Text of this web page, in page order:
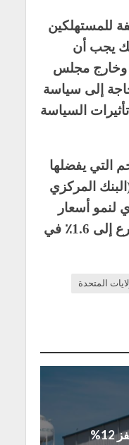
للمستهلكين
يجب أن
مجلس
إلى سياسة
السياسة
التي يفضلها
المركزي
لنمو أسعار
المستهلك الأساسي قد تسارع إلى 1.6٪ في
المتحدة
سهم سبيس إكس يقفز 12%